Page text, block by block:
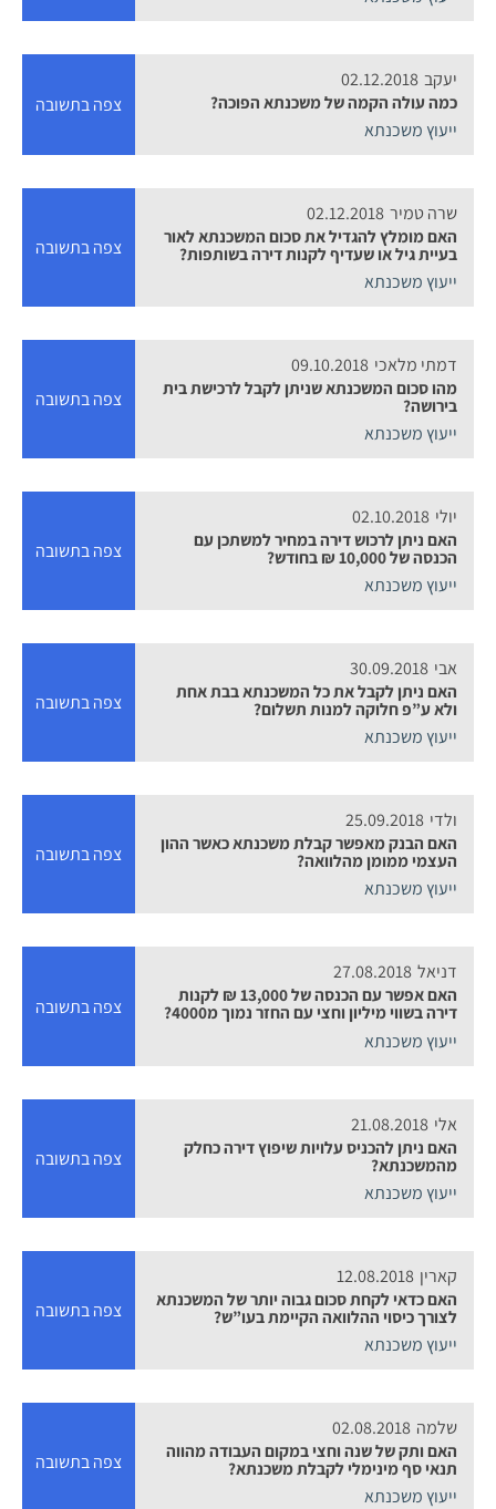
יעקב 02.12.2018
כמה עולה הקמה של משכנתא הפוכה?
ייעוץ משכנתא
צפה בתשובה
שרה טמיר 02.12.2018
האם מומלץ להגדיל את סכום המשכנתא לאור
בעיית גיל או שעדיף לקנות דירה בשותפות?
ייעוץ משכנתא
צפה בתשובה
דמתי מלאכי 09.10.2018
מהו סכום המשכנתא שניתן לקבל לרכישת בית
בירושה?
ייעוץ משכנתא
צפה בתשובה
יולי 02.10.2018
האם ניתן לרכוש דירה במחיר למשתכן עם
הכנסה של 10,000 ₪ בחודש?
ייעוץ משכנתא
צפה בתשובה
אבי 30.09.2018
האם ניתן לקבל את כל המשכנתא בבת אחת
ולא ע”פ חלוקה למנות תשלום?
ייעוץ משכנתא
צפה בתשובה
ולדי 25.09.2018
האם הבנק מאפשר קבלת משכנתא כאשר ההון
העצמי ממומן מהלוואה?
ייעוץ משכנתא
צפה בתשובה
דניאל 27.08.2018
האם אפשר עם הכנסה של 13,000 ₪ לקנות
דירה בשווי מיליון וחצי עם החזר נמוך מ4000?
ייעוץ משכנתא
צפה בתשובה
אלי 21.08.2018
האם ניתן להכניס עלויות שיפוץ דירה כחלק
מהמשכנתא?
ייעוץ משכנתא
צפה בתשובה
קארין 12.08.2018
האם כדאי לקחת סכום גבוה יותר של המשכנתא
לצורך כיסוי ההלוואה הקיימת בעו”ש?
ייעוץ משכנתא
צפה בתשובה
שלמה 02.08.2018
האם ותק של שנה וחצי במקום העבודה מהווה
תנאי סף מינימלי לקבלת משכנתא?
ייעוץ משכנתא
צפה בתשובה